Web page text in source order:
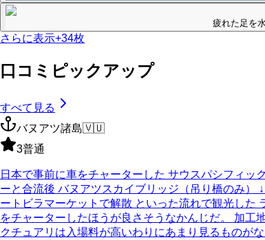
疲れた足を
さらに表示+34枚
口コミピックアップ
すべて見る
バヌアツ諸島🇻🇺
3普通
日本で事前に車をチャーターした サウスパシフィ
ーと合流後 バヌアツスカイブリッジ（吊り橋のみ）
ートビラマーケットで解散 といった流れで観光した
をチャーターしたほうが良さそうなかんじだ。 加
クチュアリは入場料が高いわりにあまり見るものが